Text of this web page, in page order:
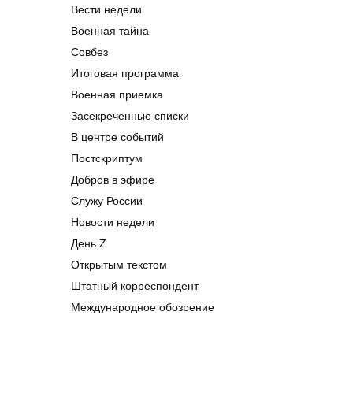
Вести недели
Военная тайна
Совбез
Итоговая программа
Военная приемка
Засекреченные списки
В центре событий
Постскриптум
Добров в эфире
Служу России
Новости недели
День Z
Открытым текстом
Штатный корреспондент
Международное обозрение